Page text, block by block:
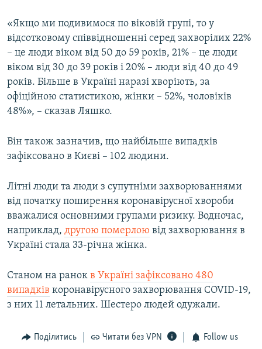
«Якщо ми подивимося по віковій групі, то у
відсотковому співвідношенні серед захворілих 22%
– це люди віком від 50 до 59 років, 21% – це люди
віком від 30 до 39 років і 20% – люди від 40 до 49
років. Більше в Україні наразі хворіють, за
офіційною статистикою, жінки – 52%, чоловіків
48%», – сказав Ляшко.
Він також зазначив, що найбільше випадків
зафіксовано в Києві – 102 людини.
Літні люди та люди з супутніми захворюваннями
від початку поширення коронавірусної хвороби
вважалися основними групами ризику. Водночаc,
наприклад, другою померлою від захворювання в
Україні стала 33-річна жінка.
Станом на ранок в Україні зафіксовано 480
випадків коронавірусного захворювання COVID-19,
з них 11 летальних. Шестеро людей одужали.
Поділитись Читати без VPN Follow us